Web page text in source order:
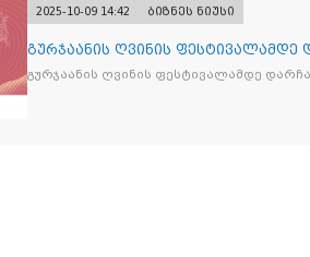
2025-10-09 14:42 ბიზნეს ნიუსი
გურჯაანის ღვინის ფესტივალამდე
გურჯაანის ღვინის ფესტივალამდე